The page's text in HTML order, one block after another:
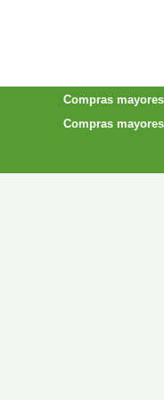
Compras
Compras